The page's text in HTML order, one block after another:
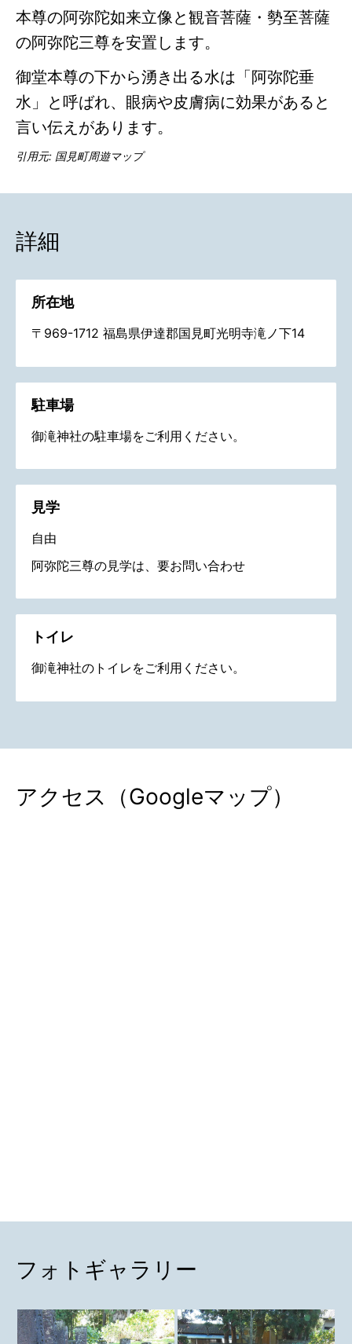
本尊の阿弥陀如来立像と観音菩薩・勢至菩薩
の阿弥陀三尊を安置します。
御堂本尊の下から湧き出る水は「阿弥陀垂
水」と呼ばれ、眼病や皮膚病に効果があると
言い伝えがあります。
引用元: 国見町周遊マップ
詳細
所在地
〒969-1712 福島県伊達郡国見町光明寺滝ノ下14
駐車場
御滝神社の駐車場をご利用ください。
見学
自由
阿弥陀三尊の見学は、要お問い合わせ
トイレ
御滝神社のトイレをご利用ください。
アクセス（Googleマップ）
フォトギャラリー